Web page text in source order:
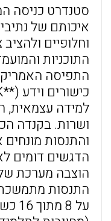
סטנדרט כניסה
איכותם של
וחלופיים
התוכניות
התפיסה
למידה עצמאית,
ושרות. בקנדה
והתנסות
הדגשים דומים
הוצבה מערכת
התנסות
על